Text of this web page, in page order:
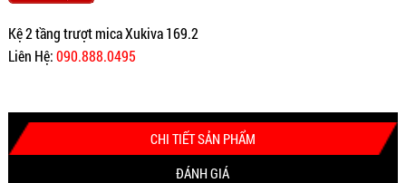
Kệ 2 tầng trượt mica Xukiva 169.2
Liên Hệ:090.888.0495
CHI TIẾT SẢN PHẨM
ĐÁNH GIÁ